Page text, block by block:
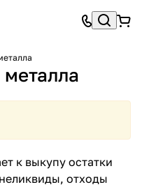
к выкупу остатки
отходы